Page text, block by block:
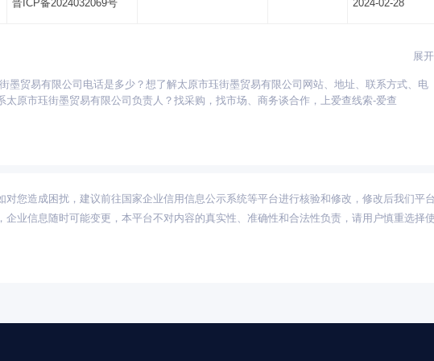
晋ICP备2024032069号 2024-02-28
展开
广东 广西 贵州 海南 河北 河南 湖北 湖南 江苏 江西 吉林 辽宁
宁夏
四川 天津 新疆 西藏 云南 浙江 内蒙古 黑龙江
墨贸易有限公司电话是多少？想了解太原市珏街墨贸易有限公司网站、地址、联系方式、电
原市珏街墨贸易有限公司负责人？找采购，找市场、商务谈合作，上爱查线索-爱查
您造成困扰，建议前往国家企业信用信息公示系统等平台进行核验和修改，修改后我们平
业信息随时可能变更，本平台不对内容的真实性、准确性和合法性负责，请用户慎重选择